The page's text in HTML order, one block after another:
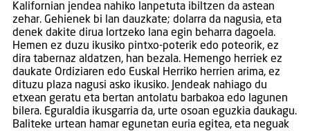
Kalifornian jendea nahiko lanpetuta ibiltzen da astean
zehar. Gehienek bi lan dauzkate; dolarra da nagusia, eta
denek dakite dirua lortzeko lana egin beharra dagoela.
Hemen ez duzu ikusiko pintxo-poterik edo poteorik, ez
dira tabernaz aldatzen, han bezala. Hemengo herriek ez
daukate Ordiziaren edo Euskal Herriko herrien arima, ez
dituzu plaza nagusi asko ikusiko. Jendeak nahiago du
etxean geratu eta bertan antolatu barbakoa edo lagunen
bilera. Eguraldia ikusgarria da, urte osoan eguzkia daukagu.
Baliteke urtean hamar egunetan euria egitea, eta neguak